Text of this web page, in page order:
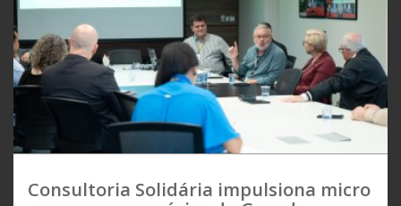
Consultoria Solidária impulsiona micro